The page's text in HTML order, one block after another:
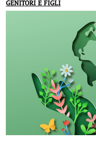
GENITORI E FIGLI